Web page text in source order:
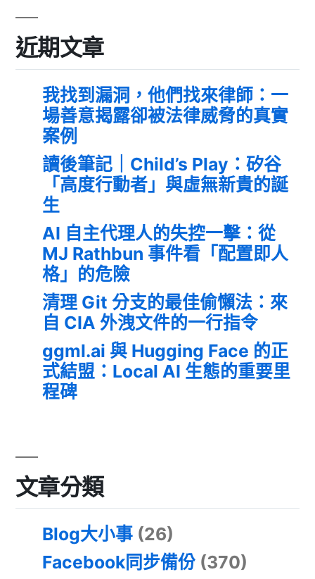
近期文章
我找到漏洞，他們找來律師：一
場善意揭露卻被法律威脅的真實
案例
讀後筆記｜Child’s Play：矽谷
「高度行動者」與虛無新貴的誕
生
AI 自主代理人的失控一擊：從
MJ Rathbun 事件看「配置即人
格」的危險
清理 Git 分支的最佳偷懶法：來
自 CIA 外洩文件的一行指令
ggml.ai 與 Hugging Face 的正
式結盟：Local AI 生態的重要里
程碑
文章分類
Blog大小事 (26)
Facebook同步備份 (370)